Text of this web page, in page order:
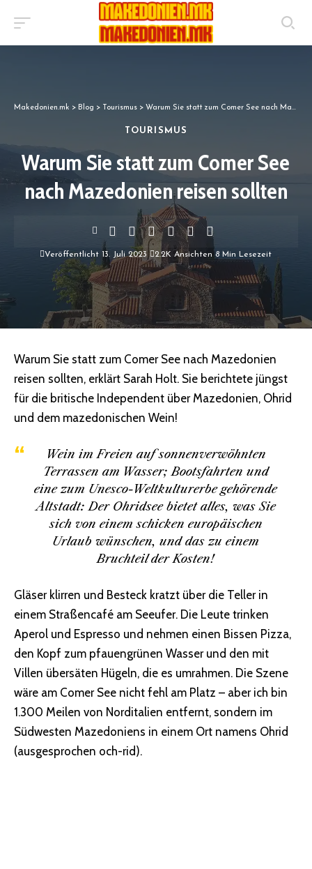
Makedonien.mk > Blog > Tourismus > Warum Sie statt zum Comer See nach Mazedonien reisen sollten
TOURISMUS
Warum Sie statt zum Comer See
nach Mazedonien reisen sollten
Veröffentlicht 13. Juli 2023 2.2K Ansichten 8 Min Lesezeit
Warum Sie statt zum Comer See nach Mazedonien
reisen sollten, erklärt Sarah Holt. Sie berichtete jüngst
für die britische Independent über Mazedonien, Ohrid
und dem mazedonischen Wein!
Wein im Freien auf sonnenverwöhnten
Terrassen am Wasser; Bootsfahrten und
eine zum Unesco-Weltkulturerbe gehörende
Altstadt: Der Ohridsee bietet alles, was Sie
sich von einem schicken europäischen
Urlaub wünschen, und das zu einem
Bruchteil der Kosten!
Gläser klirren und Besteck kratzt über die Teller in
einem Straßencafé am Seeufer. Die Leute trinken
Aperol und Espresso und nehmen einen Bissen Pizza,
den Kopf zum pfauengrünen Wasser und den mit
Villen übersäten Hügeln, die es umrahmen. Die Szene
wäre am Comer See nicht fehl am Platz – aber ich bin
1.300 Meilen von Norditalien entfernt, sondern im
Südwesten Mazedoniens in einem Ort namens Ohrid
(ausgesprochen och-rid).